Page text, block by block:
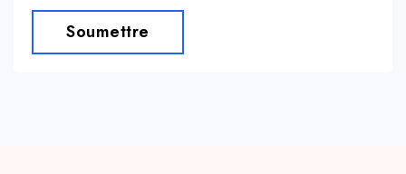
Soumettre